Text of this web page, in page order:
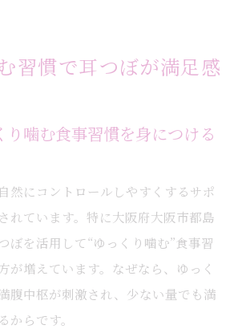
“ゆっくり噛む”の相乗効果を解説
た食欲コントロールの新常識
える新しい食欲コントロール法
ュエリーで日常の食欲を調整する
耳つぼの取り入れ方と注意点
果を高める生活習慣の見直し方
内代町で話題の耳つぼ活用法
習慣で耳つぼが満足感
り噛む食事習慣を身につける
然にコントロールしやすくするサポ
れています。特に大阪府大阪市都島
ぼを活用して“ゆっくり噛む”食事習
が増えています。なぜなら、ゆっく
腹中枢が刺激され、少ない量でも満
からです。